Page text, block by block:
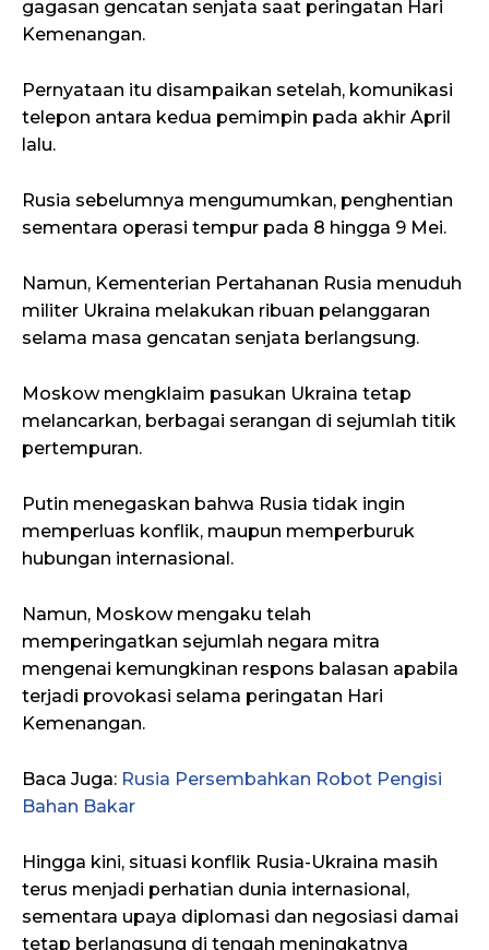
gagasan gencatan senjata saat peringatan Hari
Kemenangan.
Pernyataan itu disampaikan setelah, komunikasi
telepon antara kedua pemimpin pada akhir April
lalu.
Rusia sebelumnya mengumumkan, penghentian
sementara operasi tempur pada 8 hingga 9 Mei.
Namun, Kementerian Pertahanan Rusia menuduh
militer Ukraina melakukan ribuan pelanggaran
selama masa gencatan senjata berlangsung.
Moskow mengklaim pasukan Ukraina tetap
melancarkan, berbagai serangan di sejumlah titik
pertempuran.
Putin menegaskan bahwa Rusia tidak ingin
memperluas konflik, maupun memperburuk
hubungan internasional.
Namun, Moskow mengaku telah
memperingatkan sejumlah negara mitra
mengenai kemungkinan respons balasan apabila
terjadi provokasi selama peringatan Hari
Kemenangan.
Baca Juga: Rusia Persembahkan Robot Pengisi
Bahan Bakar
Hingga kini, situasi konflik Rusia-Ukraina masih
terus menjadi perhatian dunia internasional,
sementara upaya diplomasi dan negosiasi damai
tetap berlangsung di tengah meningkatnya